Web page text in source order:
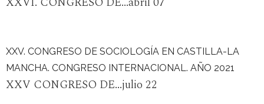
XXV. CONGRESO DE SOCIOLOGÍA EN CASTILLA-LA
MANCHA. CONGRESO INTERNACIONAL. AÑO 2021
XXV CONGRESO DE...julio 22